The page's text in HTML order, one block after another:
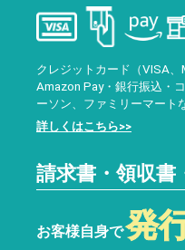
クレジットカード（VISA、
Amazon Pay・銀行振込・
ーソン、ファミリーマート
詳しくはこちら>>
請求書・領収書
お客様自身で発